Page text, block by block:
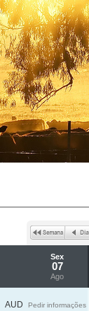
Sex
07
Ago
AUD Pedir informações